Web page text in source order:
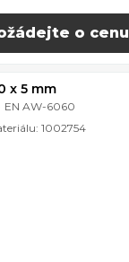
o cenu
x 5 mm
EN AW-6060
1002754